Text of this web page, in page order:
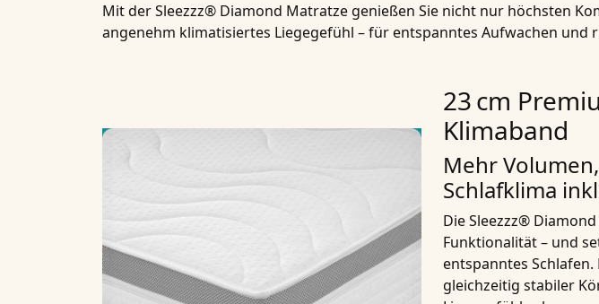
Mit derSleezzz® Diamond Matratze genießen Sie nicht nur höchsten
angenehm klimatisiertes Liegegefühl – für entspanntes Aufwachen und
23 cm
Klimaband
Mehr
Schlafklima
DieSleezzz®
Funktionalität – und
entspanntes
gleichzeitig stabiler